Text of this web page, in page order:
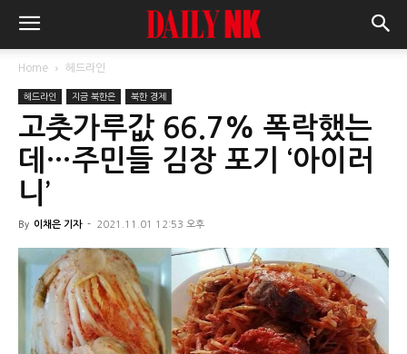
Home 헤드라인
헤드라인 지금 북한은 북한 경제
고춧가루값 66.7% 폭락했는
데…주민들 김장 포기 ‘아이러
니’
By 이채은 기자 - 2021.11.01 12:53 오후